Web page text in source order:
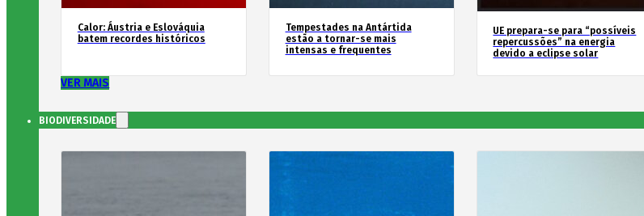
Calor: Áustria e Eslováquia
batem recordes históricos
Tempestades na Antártida
estão a tornar-se mais
intensas e frequentes
UE prepara-se para “possíveis
repercussões” na energia
devido a eclipse solar
VER MAIS
BIODIVERSIDADE